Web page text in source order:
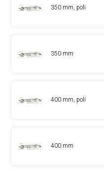
350 mm, poli
350 mm
400 mm, poli
400 mm